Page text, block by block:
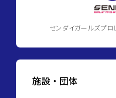
センダイガールズプロ
施設・団体